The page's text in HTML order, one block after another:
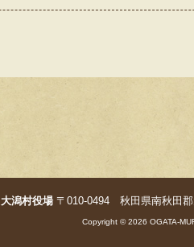
大潟村役場〒010-0494 秋田県南秋田
Copyright © 2026 OGATA-